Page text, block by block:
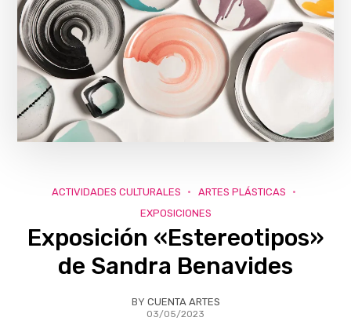
ACTIVIDADES CULTURALES
ARTES PLÁSTICAS
EXPOSICIONES
Exposición «Estereotipos»
de Sandra Benavides
BY CUENTA ARTES
03/05/2023